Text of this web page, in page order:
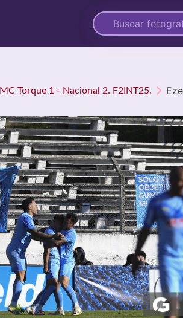
MC Torque 1 - Nacional 2. F2INT25.